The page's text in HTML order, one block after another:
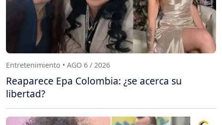
Entretenimiento • AGO 6 / 2026
Reaparece Epa Colombia: ¿se acerca su
libertad?